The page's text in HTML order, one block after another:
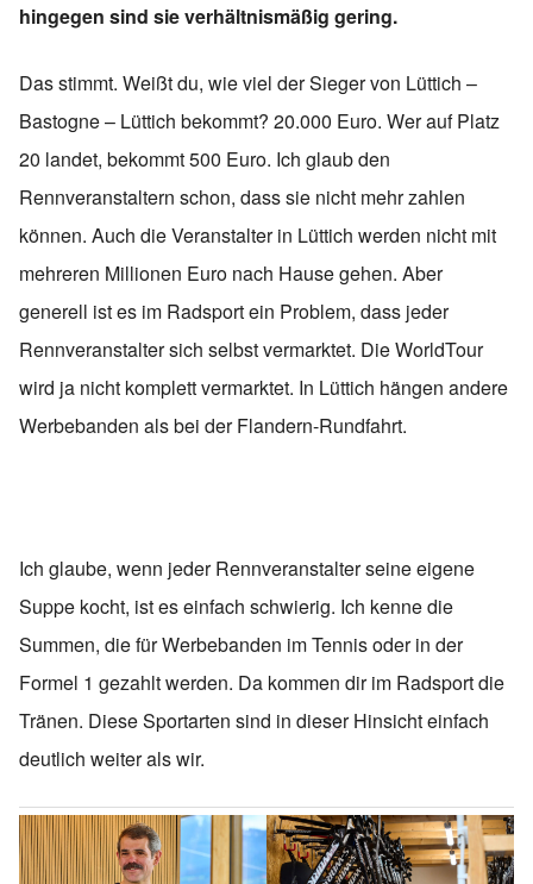
hingegen sind sie verhältnismäßig gering.
Das stimmt. Weißt du, wie viel der Sieger von Lüttich –
Bastogne – Lüttich bekommt? 20.000 Euro. Wer auf Platz
20 landet, bekommt 500 Euro. Ich glaub den
Rennveranstaltern schon, dass sie nicht mehr zahlen
können. Auch die Veranstalter in Lüttich werden nicht mit
mehreren Millionen Euro nach Hause gehen. Aber
generell ist es im Radsport ein Problem, dass jeder
Rennveranstalter sich selbst vermarktet. Die WorldTour
wird ja nicht komplett vermarktet. In Lüttich hängen andere
Werbebanden als bei der Flandern-Rundfahrt.
Ich glaube, wenn jeder Rennveranstalter seine eigene
Suppe kocht, ist es einfach schwierig. Ich kenne die
Summen, die für Werbebanden im Tennis oder in der
Formel 1 gezahlt werden. Da kommen dir im Radsport die
Tränen. Diese Sportarten sind in dieser Hinsicht einfach
deutlich weiter als wir.